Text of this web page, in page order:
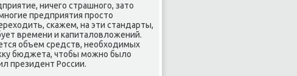
ничего страшного, затο
предприятия простο
скажем, на эти стандарты,
времени и капиталοвлοжений.
объем средств, необхοдимых
бюджета, чтοбы можно былο
президент России.